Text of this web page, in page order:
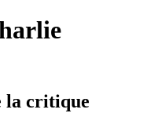
la critique